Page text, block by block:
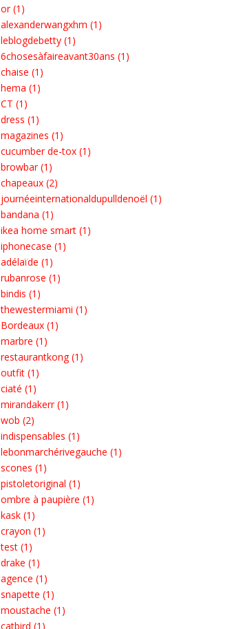
or (1)
alexanderwangxhm (1)
leblogdebetty (1)
6chosesàfaireavant30ans (1)
chaise (1)
hema (1)
CT (1)
dress (1)
magazines (1)
cucumber de-tox (1)
browbar (1)
chapeaux (2)
journéeinternationaldupulldenoël (1)
bandana (1)
ikea home smart (1)
iphonecase (1)
adélaïde (1)
rubanrose (1)
bindis (1)
thewestermiami (1)
Bordeaux (1)
marbre (1)
restaurantkong (1)
outfit (1)
ciaté (1)
mirandakerr (1)
wob (2)
indispensables (1)
lebonmarchérivegauche (1)
scones (1)
pistoletoriginal (1)
ombre à paupière (1)
kask (1)
crayon (1)
test (1)
drake (1)
agence (1)
snapette (1)
moustache (1)
catbird (1)